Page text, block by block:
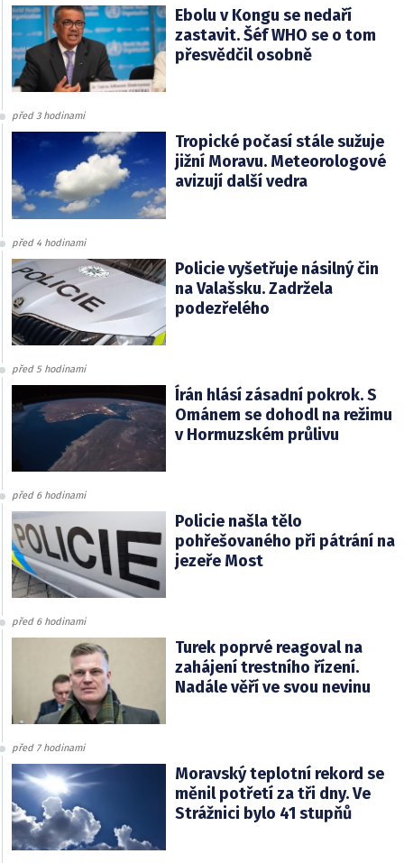
Ebolu v Kongu se nedaří
zastavit. Šéf WHO se o tom
přesvědčil osobně
před 3 hodinami
Tropické počasí stále sužuje
jižní Moravu. Meteorologové
avizují další vedra
před 4 hodinami
Policie vyšetřuje násilný čin
na Valašsku. Zadržela
podezřelého
před 5 hodinami
Írán hlásí zásadní pokrok. S
Ománem se dohodl na režimu
v Hormuzském průlivu
před 6 hodinami
Policie našla tělo
pohřešovaného při pátrání na
jezeře Most
před 6 hodinami
Turek poprvé reagoval na
zahájení trestního řízení.
Nadále věří ve svou nevinu
před 7 hodinami
Moravský teplotní rekord se
měnil potřetí za tři dny. Ve
Strážnici bylo 41 stupňů